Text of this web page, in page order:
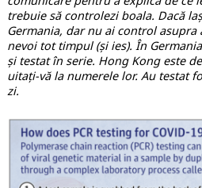
trebuie să controlezi boala. Dacă
Germania, dar nu ai control asupra
nevoi tot timpul (și ies). În
și testat în serie. Hong Kong este
uitați-vă la numerele lor. Au testat
zi.